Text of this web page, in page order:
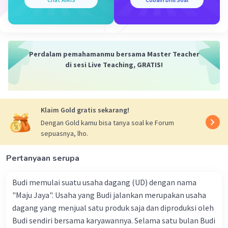
kemudian memberikan umpan balik negatif ke
Kelenjar Hipofisis dan Kelenjar Reproduksi
Hipofisis menghasilkan hormon gonadotropin,
kelenjar reproduksi pada pria dan wanita. LH dan
FSH merangsang produksi hormon reproduksi
seperti testosteron dan estrogen.
Kelenjar Hipofisis dan Kelenjar Pineal
Hipofisis menghasilkan hormon yang mengatur
rilis hormon melatonin dari kelenjar pineal.
siklus tidur dan terjaga serta memiliki efek pada
regulasi hormon-hormon lainnya.
Kelenjar Hipofisis dan Pankreas: Hipofisis
menghasilkan hormon yang mempengaruhi
Perdalam pemahamanmu bersama Master Teacher
di sesi Live Teaching, GRATIS!
Klaim Gold gratis sekarang!
Dengan Gold kamu bisa tanya soal ke Forum
sepuasnya, lho.
Pertanyaan serupa
Budi memulai suatu usaha dagang (UD) dengan nama
"Maju Jaya". Usaha yang Budi jalankan merupakan usaha
dagang yang menjual satu produk saja dan diproduksi oleh
Budi sendiri bersama karyawannya. Selama satu bulan Budi